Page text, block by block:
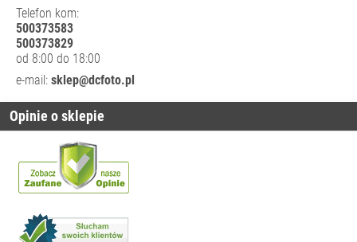
ZESTAWY
Telefon kom:
500373583
500373829
od 8:00 do 18:00
e-mail: sklep@dcfoto.pl
Opinie o sklepie